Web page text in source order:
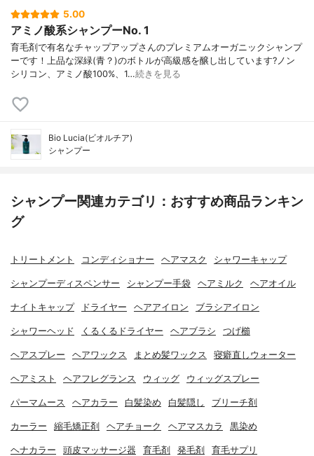
5.00
アミノ酸系シャンプーNo. 1
育毛剤で有名なチャップアップさんのプレミアムオーガニックシャンプ
ーです！上品な深緑(青？)のボトルが高級感を醸し出しています?ノン
シリコン、アミノ酸100%、1…続きを見る
Bio Lucia(ビオルチア)
シャンプー
シャンプー関連カテゴリ：おすすめ商品ランキン
グ
トリートメント コンディショナー ヘアマスク シャワーキャップ
シャンプーディスペンサー シャンプー手袋 ヘアミルク ヘアオイル
ナイトキャップ ドライヤー ヘアアイロン ブラシアイロン
シャワーヘッド くるくるドライヤー ヘアブラシ つげ櫛
ヘアスプレー ヘアワックス まとめ髪ワックス 寝癖直しウォーター
ヘアミスト ヘアフレグランス ウィッグ ウィッグスプレー
パーマムース ヘアカラー 白髪染め 白髪隠し ブリーチ剤
カーラー 縮毛矯正剤 ヘアチョーク ヘアマスカラ 黒染め
ヘナカラー 頭皮マッサージ器 育毛剤 発毛剤 育毛サプリ